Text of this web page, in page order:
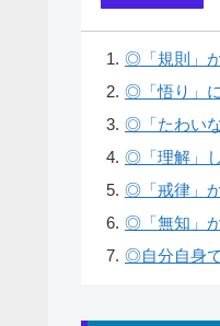
1. ◎「規則」
2. ◎「悟り」
3. ◎「たわい
4. ◎「理解」
5. ◎「戒律」
6. ◎「無知」
7. ◎自分自身